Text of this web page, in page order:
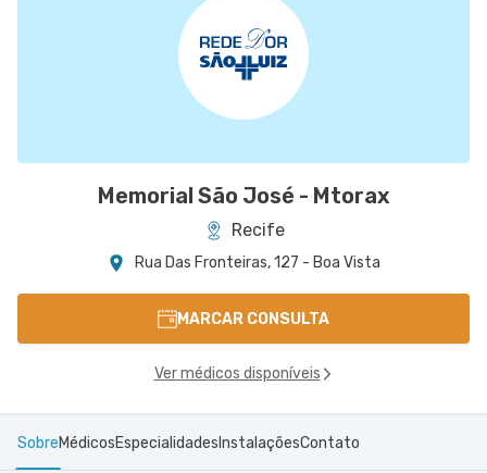
Memorial São José - Mtorax
Recife
Rua Das Fronteiras, 127 - Boa Vista
MARCAR CONSULTA
Ver médicos disponíveis
SobreMédicosEspecialidades InstalaçõesContato